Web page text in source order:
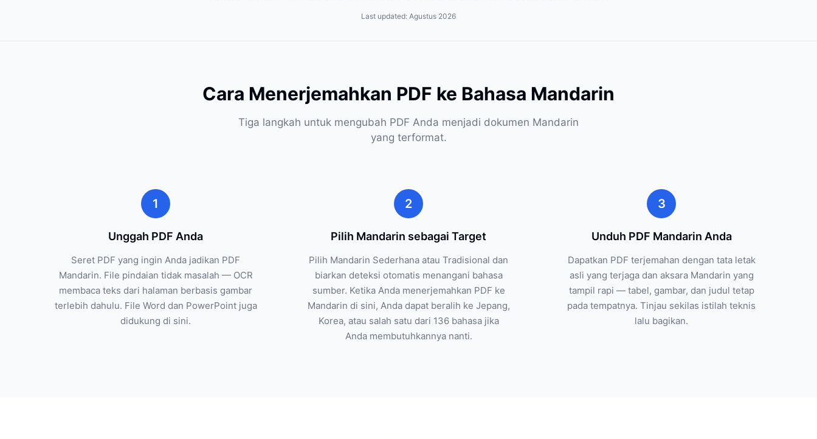
Last updated: Agustus 2026
Cara Menerjemahkan PDF ke Bahasa Mandarin
Tiga langkah untuk mengubah PDF Anda menjadi dokumen Mandarin
yang terformat.
1
Unggah PDF Anda
Seret PDF yang ingin Anda jadikan PDF
Mandarin. File pindaian tidak masalah — OCR
membaca teks dari halaman berbasis gambar
terlebih dahulu. File Word dan PowerPoint juga
didukung di sini.
2
Pilih Mandarin sebagai Target
Pilih Mandarin Sederhana atau Tradisional dan
biarkan deteksi otomatis menangani bahasa
sumber. Ketika Anda menerjemahkan PDF ke
Mandarin di sini, Anda dapat beralih ke Jepang,
Korea, atau salah satu dari 136 bahasa jika
Anda membutuhkannya nanti.
3
Unduh PDF Mandarin Anda
Dapatkan PDF terjemahan dengan tata letak
asli yang terjaga dan aksara Mandarin yang
tampil rapi — tabel, gambar, dan judul tetap
pada tempatnya. Tinjau sekilas istilah teknis
lalu bagikan.